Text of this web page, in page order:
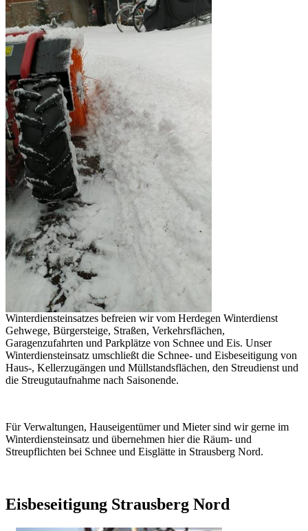
Winterdiensteinsatzes befreien wir vom Herdegen Winterdienst
Gehwege, Bürgersteige, Straßen, Verkehrsflächen,
Garagenzufahrten und Parkplätze von Schnee und Eis. Unser
Winterdiensteinsatz umschließt die Schnee- und Eisbeseitigung von
Haus-, Kellerzugängen und Müllstandsflächen, den Streudienst und
die Streugutaufnahme nach Saisonende.
Für Verwaltungen, Hauseigentümer und Mieter sind wir gerne im
Winterdiensteinsatz und übernehmen hier die Räum- und
Streupflichten bei Schnee und Eisglätte in Strausberg Nord.
Eisbeseitigung Strausberg Nord